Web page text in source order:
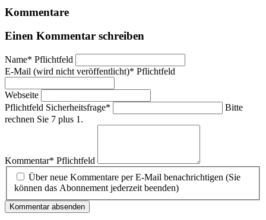
Kommentare
Einen Kommentar schreiben
Name* Pflichtfeld
E-Mail (wird nicht veröffentlicht)* Pflichtfeld
Webseite
Pflichtfeld Sicherheitsfrage*
Bitte
rechnen Sie 7 plus 1.
Kommentar* Pflichtfeld
Über neue Kommentare per E-Mail benachrichtigen (Sie
können das Abonnement jederzeit beenden)
Kommentar absenden